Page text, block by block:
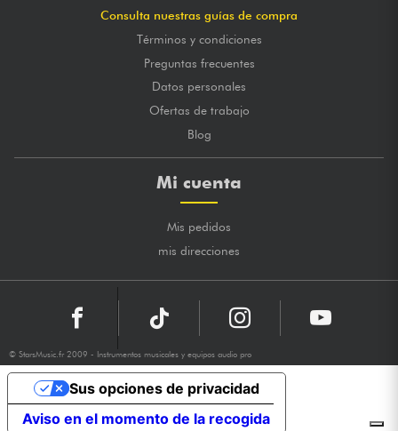
Consulta nuestras guías de compra
Términos y condiciones
Preguntas frecuentes
Datos personales
Ofertas de trabajo
Blog
Mi cuenta
Mis pedidos
mis direcciones
© StarsMusic.fr 2009 - Instrumentos musicales y equipos audio pro
Aviso en el momento de la recogida
Sus opciones de privacidad